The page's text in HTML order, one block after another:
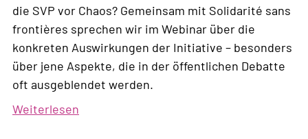
die SVP vor Chaos? Gemeinsam mit Solidarité sans
frontières sprechen wir im Webinar über die
konkreten Auswirkungen der Initiative – besonders
über jene Aspekte, die in der öffentlichen Debatte
oft ausgeblendet werden.
Weiterlesen